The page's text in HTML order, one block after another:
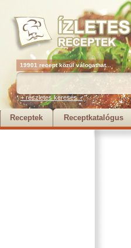
19901 recept közül válogathat...
+ részletes keresés...
Receptek Receptkatalógus